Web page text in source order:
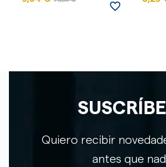
favorite_border
Quiero recibir
antes que